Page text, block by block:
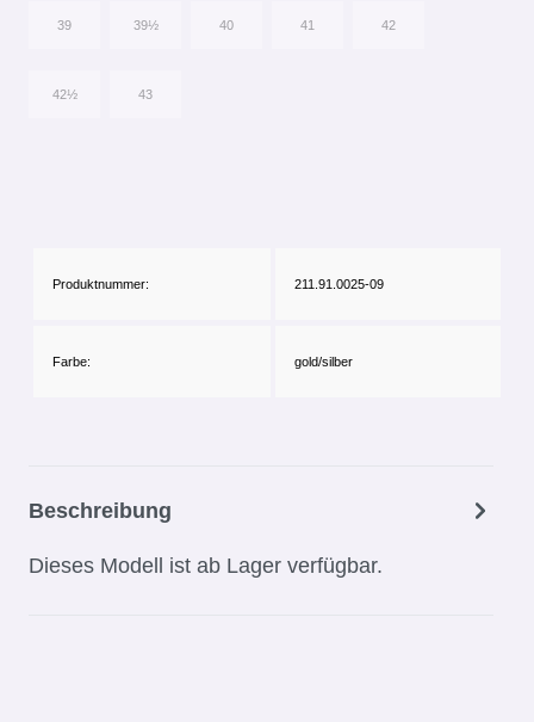
39 39½ 40 41 42
42½ 43
Produktnummer: 211.91.0025-09
Farbe: gold/silber
Beschreibung
Dieses Modell ist ab Lager verfügbar.